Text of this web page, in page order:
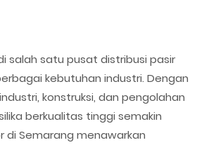
salah satu pusat distribusi pasir
kebutuhan industri. Dengan
konstruksi, dan pengolahan
berkualitas tinggi semakin
di Semarang menawarkan